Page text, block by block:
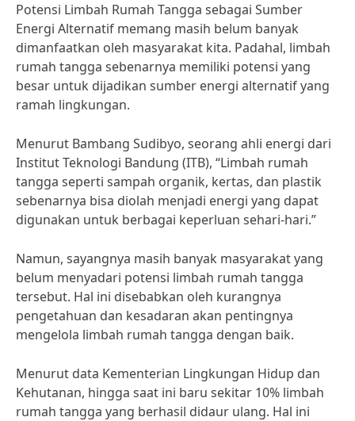
Potensi Limbah Rumah Tangga sebagai Sumber
Energi Alternatif memang masih belum banyak
dimanfaatkan oleh masyarakat kita. Padahal, limbah
rumah tangga sebenarnya memiliki potensi yang
besar untuk dijadikan sumber energi alternatif yang
ramah lingkungan.
Menurut Bambang Sudibyo, seorang ahli energi dari
Institut Teknologi Bandung (ITB), “Limbah rumah
tangga seperti sampah organik, kertas, dan plastik
sebenarnya bisa diolah menjadi energi yang dapat
digunakan untuk berbagai keperluan sehari-hari.”
Namun, sayangnya masih banyak masyarakat yang
belum menyadari potensi limbah rumah tangga
tersebut. Hal ini disebabkan oleh kurangnya
pengetahuan dan kesadaran akan pentingnya
mengelola limbah rumah tangga dengan baik.
Menurut data Kementerian Lingkungan Hidup dan
Kehutanan, hingga saat ini baru sekitar 10% limbah
rumah tangga yang berhasil didaur ulang. Hal ini